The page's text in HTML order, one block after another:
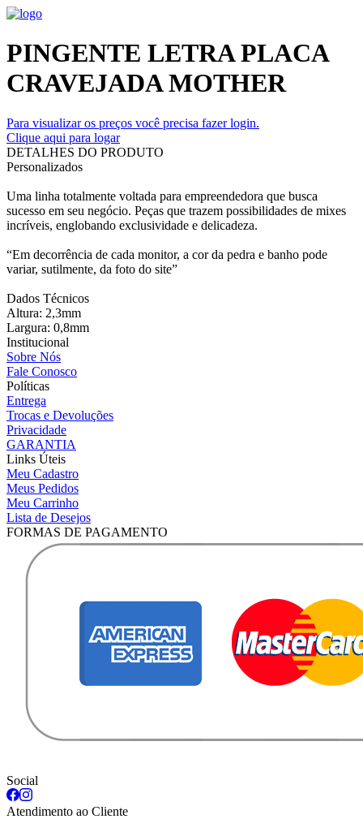
PINGENTE LETRA PLACA
CRAVEJADA MOTHER
Para visualizar os preços você precisa fazer login.
Clique aqui para logar
DETALHES DO PRODUTO
Personalizados
Uma linha totalmente voltada para empreendedora que busca
sucesso em seu negócio. Peças que trazem possibilidades de mixes
incríveis, englobando exclusividade e delicadeza.
“Em decorrência de cada monitor, a cor da pedra e banho pode
variar, sutilmente, da foto do site”
Dados Técnicos
Altura: 2,3mm
Largura: 0,8mm
Institucional
Sobre Nós
Fale Conosco
Políticas
Entrega
Trocas e Devoluções
Privacidade
GARANTIA
Links Úteis
Meu Cadastro
Meus Pedidos
Meu Carrinho
Lista de Desejos
FORMAS DE PAGAMENTO
Social
Atendimento ao Cliente